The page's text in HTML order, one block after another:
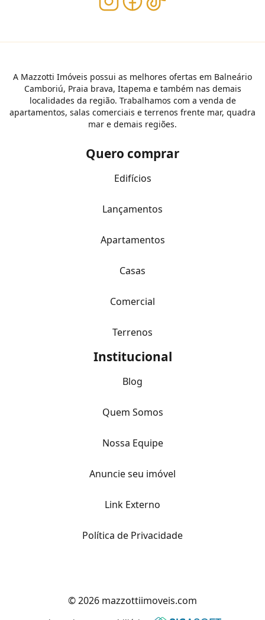
A Mazzotti Imóveis possui as melhores ofertas em Balneário
Camboriú, Praia brava, Itapema e também nas demais
localidades da região. Trabalhamos com a venda de
apartamentos, salas comerciais e terrenos frente mar, quadra
mar e demais regiões.
Quero comprar
Edifícios
Lançamentos
Apartamentos
Casas
Comercial
Terrenos
Institucional
Blog
Quem Somos
Nossa Equipe
Anuncie seu imóvel
Link Externo
Política de Privacidade
© 2026 mazzottiimoveis.com